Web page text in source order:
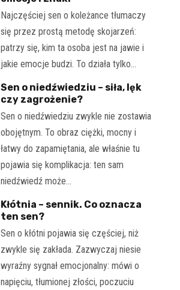
Najczęściej sen o koleżance tłumaczy
się przez prostą metodę skojarzeń:
patrzy się, kim ta osoba jest na jawie i
jakie emocje budzi. To działa tylko…
Sen o niedźwiedziu – siła, lęk
czy zagrożenie?
Sen o niedźwiedziu zwykle nie zostawia
obojętnym. To obraz ciężki, mocny i
łatwy do zapamiętania, ale właśnie tu
pojawia się komplikacja: ten sam
niedźwiedź może…
Kłótnia – sennik. Co oznacza
ten sen?
Sen o kłótni pojawia się częściej, niż
zwykle się zakłada. Zazwyczaj niesie
wyraźny sygnał emocjonalny: mówi o
napięciu, tłumionej złości, poczuciu